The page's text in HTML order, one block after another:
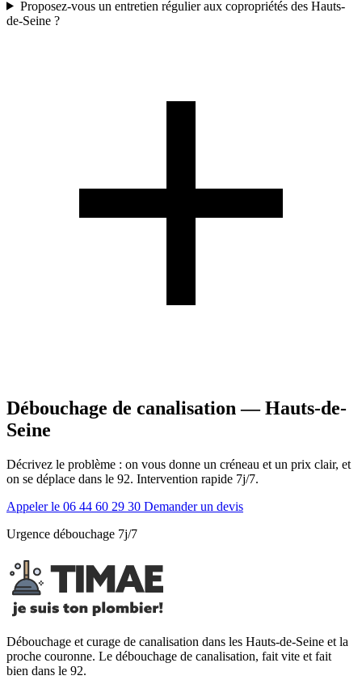
Proposez-vous un entretien régulier aux copropriétés des Hauts-
de-Seine ?
Débouchage de canalisation — Hauts-de-
Seine
Décrivez le problème : on vous donne un créneau et un prix clair, et
on se déplace dans le 92. Intervention rapide 7j/7.
Appeler le 06 44 60 29 30 Demander un devis
Urgence débouchage 7j/7
Débouchage et curage de canalisation dans les Hauts-de-Seine et la
proche couronne. Le débouchage de canalisation, fait vite et fait
bien dans le 92.